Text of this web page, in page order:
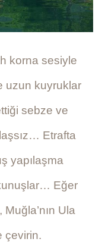
korna sesiyle
uzun kuyruklar
sebze ve
Etrafta
yapılaşma
Eğer
Ula
çevirin.